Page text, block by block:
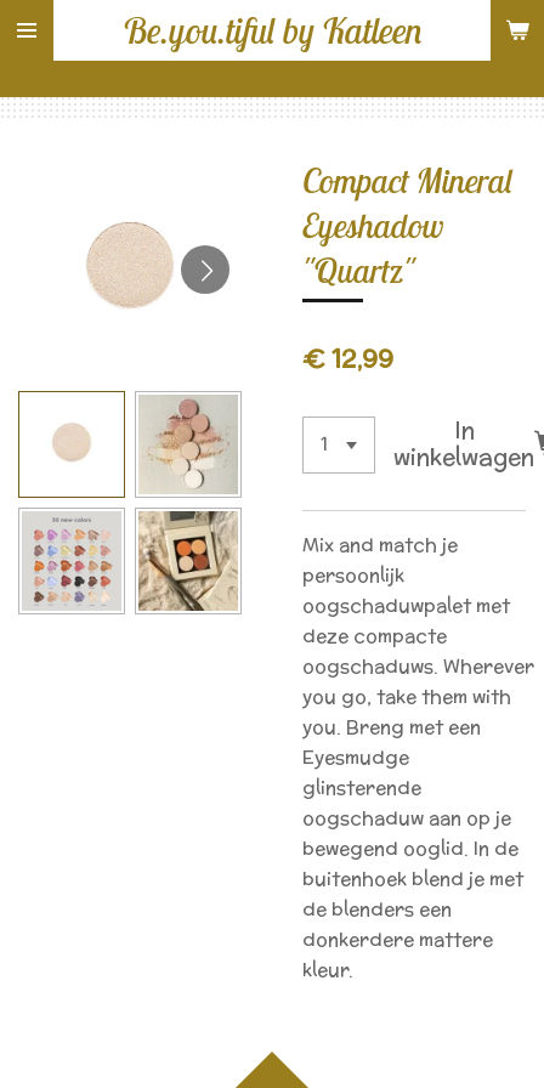
Ga
direct
de
Be.you.tiful by Katleen
Compact Mineral
Eyeshadow
"Quartz"
€ 12,99
In
winkelwagen
Mix and match je
persoonlijk
oogschaduwpalet met
deze compacte
oogschaduws. Wherever
you go, take them with
you. Breng met een
Eyesmudge
glinsterende
oogschaduw aan op je
bewegend ooglid. In de
buitenhoek blend je met
de blenders een
donkerdere mattere
kleur.